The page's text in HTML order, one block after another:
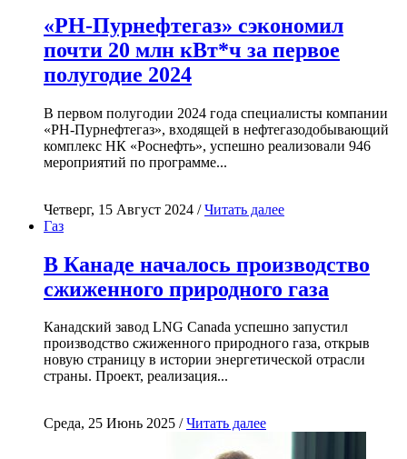
«РН-Пурнефтегаз» сэкономил
почти 20 млн кВт*ч за первое
полугодие 2024
В первом полугодии 2024 года специалисты компании
«РН-Пурнефтегаз», входящей в нефтегазодобывающий
комплекс НК «Роснефть», успешно реализовали 946
мероприятий по программе...
Четверг, 15 Август 2024 /Читать далее
Газ
В Канаде началось производство
сжиженного природного газа
Канадский завод LNG Canada успешно запустил
производство сжиженного природного газа, открыв
новую страницу в истории энергетической отрасли
страны. Проект, реализация...
Среда, 25 Июнь 2025 /Читать далее